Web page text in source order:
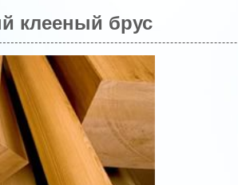
клееный брус